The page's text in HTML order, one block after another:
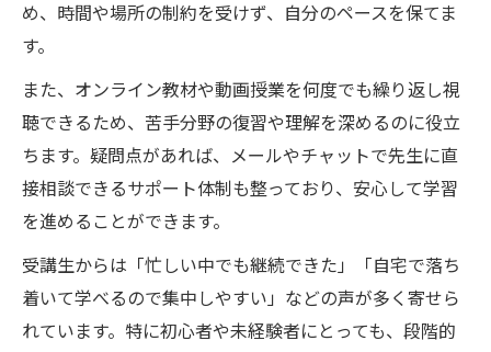
め、時間や場所の制約を受けず、自分のペースを保てま
す。
また、オンライン教材や動画授業を何度でも繰り返し視
聴できるため、苦手分野の復習や理解を深めるのに役立
ちます。疑問点があれば、メールやチャットで先生に直
接相談できるサポート体制も整っており、安心して学習
を進めることができます。
受講生からは「忙しい中でも継続できた」「自宅で落ち
着いて学べるので集中しやすい」などの声が多く寄せら
れています。特に初心者や未経験者にとっても、段階的